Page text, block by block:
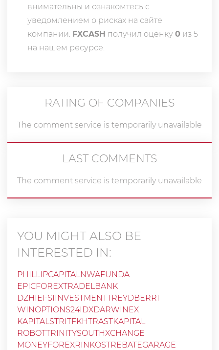
внимательны и ознакомтесь с
уведомлением о рисках на сайте
компании. FXCASH получил оценку 0 из 5
на нашем ресурсе.
RATING OF COMPANIES
The comment service is temporarily unavailable
LAST COMMENTS
The comment service is temporarily unavailable
YOU MIGHT ALSO BE
INTERESTED IN:
PHILLIPCAPITALNWAFUNDA
EPICFOREXTRADELBANK
DZHIEFSIINVESTMENTTREYDBERRI
WINOPTIONS24IDXDARWINEX
KAPITALSTRITFKHTRASTKAPITAL
ROBOTTRINITYSOUTHXCHANGE
MONEYFOREXRINKOSTREBATEGARAGE